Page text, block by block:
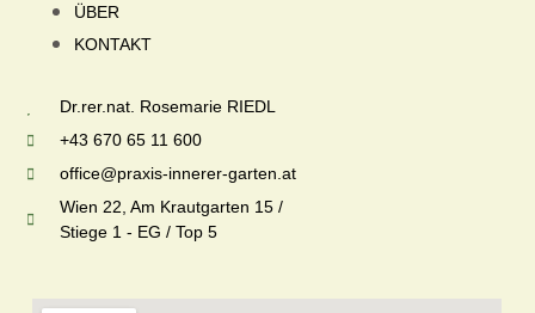
ÜBER
KONTAKT
Dr.rer.nat. Rosemarie RIEDL
+43 670 65 11 600
office@praxis-innerer-garten.at
Wien 22, Am Krautgarten 15 /
Stiege 1 - EG / Top 5